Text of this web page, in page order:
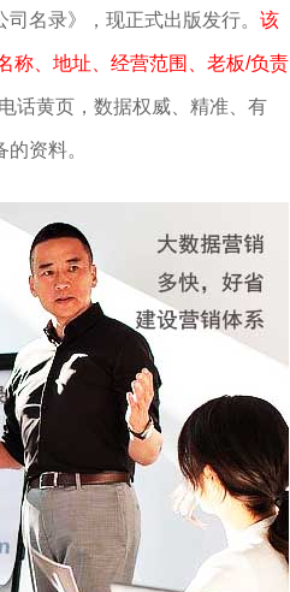
名录》，现正式出版发行。 该
称、地址、经营范围、老板/负责
话黄页，数据权威、精准、有
资料。